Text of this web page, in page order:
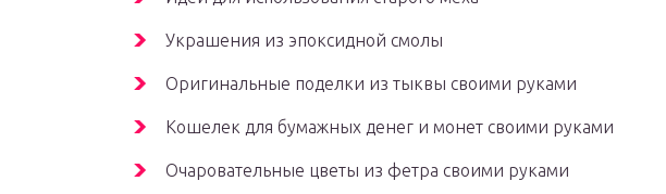
Украшения из эпоксидной смолы
Оригинальные поделки из тыквы своими руками
Кошелек для бумажных денег и монет своими руками
Очаровательные цветы из фетра своими руками